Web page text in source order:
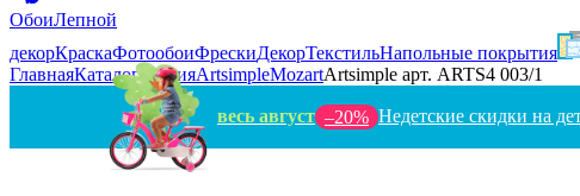
ОбоиЛепной
декорКраскаФотообоиФрескиДекорТекстильНапольные покрытия
ГлавнаяКаталогРоссияArtsimpleMozartArtsimple арт. ARTS4 003/1
весь август –20% Недетские скидки на